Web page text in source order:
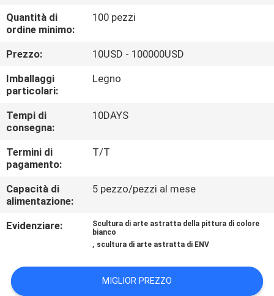
ALLA
FABBRICA
CONTROLLO
DELLA
QUALITÀ
CONTATTACI
NOTIZIE
CHIEDI
Quantità di
ordine minimo:
100 pezzi
Prezzo:
10USD - 100000USD
Imballaggi
particolari:
Legno
Tempi di
consegna:
10DAYS
Termini di
pagamento:
T/T
Capacità di
alimentazione:
5 pezzo/pezzi al mese
Evidenziare:
Scultura di arte astratta della pittura di colore
bianco
, scultura di arte astratta di ENV
MIGLIOR PREZZO